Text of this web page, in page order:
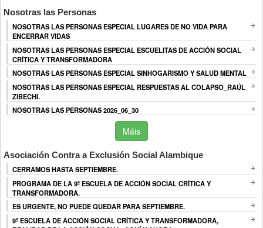
Nosotras las Personas
NOSOTRAS LAS PERSONAS ESPECIAL LUGARES DE NO VIDA PARA
ENCERRAR VIDAS
NOSOTRAS LAS PERSONAS ESPECIAL ESCUELITAS DE ACCIÓN SOCIAL
CRÍTICA Y TRANSFORMADORA
NOSOTRAS LAS PERSONAS ESPECIAL SINHOGARISMO Y SALUD MENTAL
NOSOTRAS LAS PERSONAS ESPECIAL RESPUESTAS AL COLAPSO_RAÚL
ZIBECHI.
NOSOTRAS LAS PERSONAS 2026_06_30
Máis
Asociación Contra a Exclusión Social Alambique
CERRAMOS HASTA SEPTIEMBRE.
PROGRAMA DE LA 9ª ESCUELA DE ACCIÓN SOCIAL CRÍTICA Y
TRANSFORMADORA.
ES URGENTE, NO PUEDE QUEDAR PARA SEPTIEMBRE.
9ª ESCUELA DE ACCIÓN SOCIAL CRÍTICA Y TRANSFORMADORA,